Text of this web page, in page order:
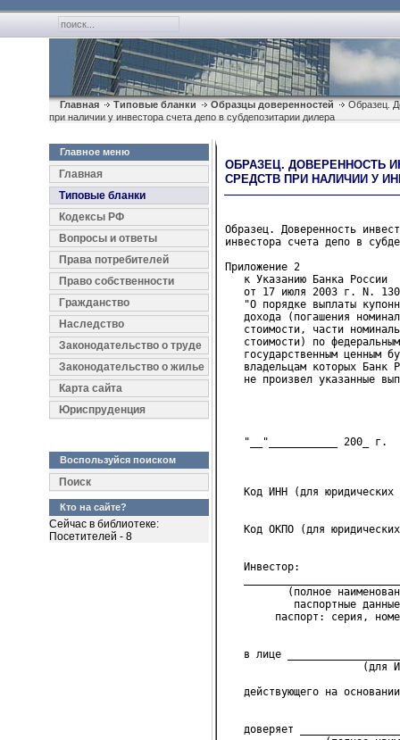
Главная Типовые бланки Образцы доверенностей
Образец.
при наличии у инвестора счета депо в субдепозитарии дилера
Главное меню
Главная
Типовые бланки
Кодексы РФ
Вопросы и ответы
Права потребителей
Право собственности
Гражданство
Наследство
Законодательство о труде
Законодательство о жилье
Карта сайта
Юриспруденция
Воспользуйся поиском
Поиск
Кто на сайте?
Сейчас в библиотеке:
Посетителей - 8
ОБРАЗЕЦ. ДОВЕРЕННОСТЬ
СРЕДСТВ ПРИ НАЛИЧИИ У
Образец. Доверенность
инвестора счета депо в
Приложение 2
к Указанию Банка России
от 17 июля 2003 г. N.
"О порядке выплаты
дохода (погашения
стоимости, части
стоимости) по федеральным
государственным ценным
владельцам которых Банк
не произвел указанные
"__"___________ 200_ г.
Код ИНН (для юридических
Код ОКПО (для юридических
Инвестор:
(полное наименование
паспортные данные
паспорт: серия, номер,
в лице
(для Инвестора -
действующего на основании
доверяет